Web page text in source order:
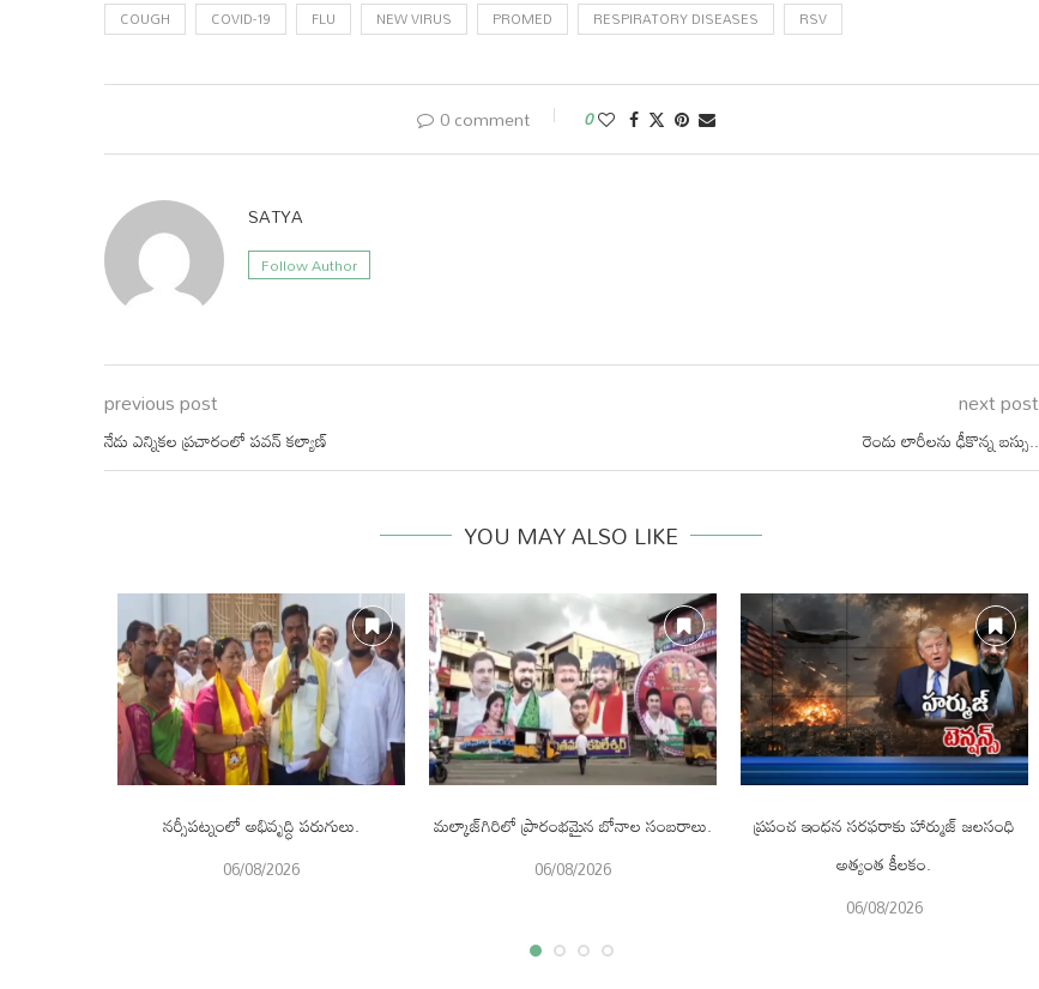
COUGH COVID-19 FLU NEW VIRUS PROMED RESPIRATORY DISEASES RSV
0 comment 0
SATYA
Follow Author
previous post
నేడు ఎన్నికల ప్రచారంలో పవన్ కల్యాణ్
next post
రెండు లారీలను ఢీకొన్న బస్సు..
YOU MAY ALSO LIKE
నర్సీపట్నంలో అభివృద్ధి పరుగులు.
06/08/2026
మల్కాజ్‌గిరిలో ప్రారంభమైన బోనాల సంబరాలు.
06/08/2026
ప్రపంచ ఇంధన సరఫరాకు హార్ముజ్ జలసంధి
అత్యంత కీలకం.
06/08/2026